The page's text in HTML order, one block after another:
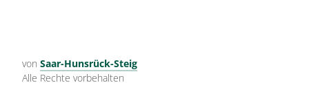
von Saar-Hunsrück-Steig
Alle Rechte vorbehalten